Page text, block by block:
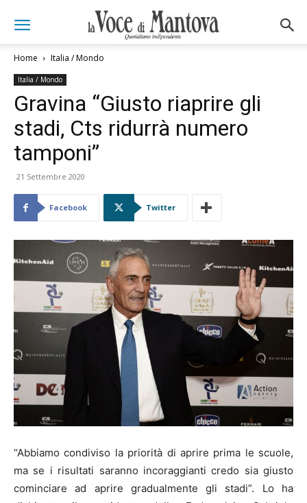
Home Italia / Mondo
Italia / Mondo
Gravina “Giusto riaprire gli
stadi, Cts ridurrà numero
tamponi”
21 Settembre 2020
Facebook Twitter
“Abbiamo condiviso la priorità di aprire prima le scuole,
ma se i risultati saranno incoraggianti credo sia giusto
cominciare ad aprire gradualmente gli stadi”. Lo ha